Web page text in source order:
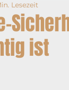
ist
Lesezeit